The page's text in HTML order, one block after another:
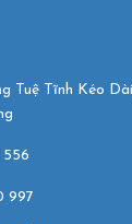
Tuệ Tĩnh Kéo
997